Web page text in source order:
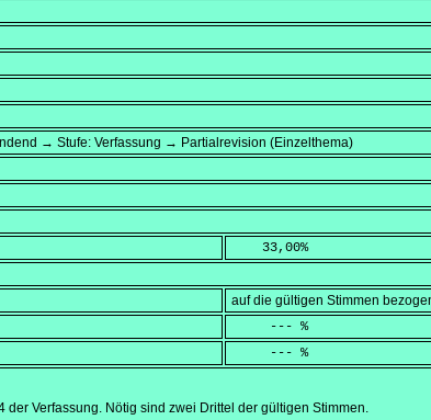
→ Stufe: Verfassung → Partialrevision (Einzelthema)
    33,00
%
auf die gültigen Stimmen
     --- %
     --- %
Verfassung. Nötig sind zwei Drittel der gültigen Stimmen.